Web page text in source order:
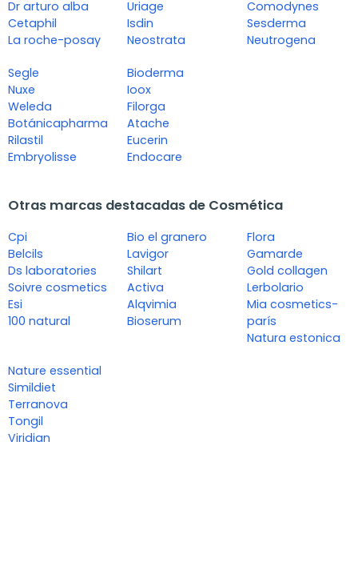
Dr arturo alba
Cetaphil
La roche-posay
Uriage
Isdin
Neostrata
Comodynes
Sesderma
Neutrogena
Segle
Nuxe
Weleda
Botánicapharma
Rilastil
Embryolisse
Bioderma
Ioox
Filorga
Atache
Eucerin
Endocare
Otras marcas destacadas de Cosmética
Cpi
Belcils
Ds laboratories
Soivre cosmetics
Esi
100 natural
Bio el granero
Lavigor
Shilart
Activa
Alqvimia
Bioserum
Flora
Gamarde
Gold collagen
Lerbolario
Mia cosmetics-
parís
Natura estonica
Nature essential
Simildiet
Terranova
Tongil
Viridian